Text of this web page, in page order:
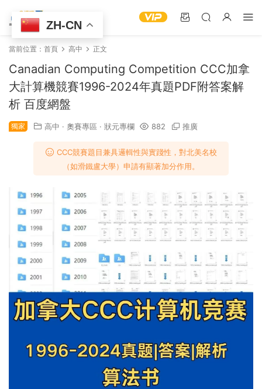
當前位置： 首頁 高中 正文
Canadian Computing Competition CCC加拿
大計算機競賽1996-2024年真題PDF附答案解
析 百度網盤
獨家 高中 · 奧賽專區 · 狀元專欄 882 推廣
CCC競賽題目兼具邏輯性與實踐性，對北美名校
（如滑鐵盧大學）申請有顯著加分作用。
ZH-CN